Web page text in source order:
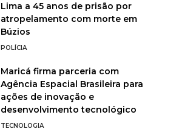
Lima a 45 anos de prisão por
atropelamento com morte em
Búzios
POLÍCIA
Maricá firma parceria com
Agência Espacial Brasileira para
ações de inovação e
desenvolvimento tecnológico
TECNOLOGIA